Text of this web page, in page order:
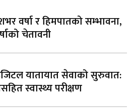
वर्षा र हिमपातको सम्भावना,
चेतावनी
यातायात सेवाको सुरुवात:
स्वास्थ्य परीक्षण